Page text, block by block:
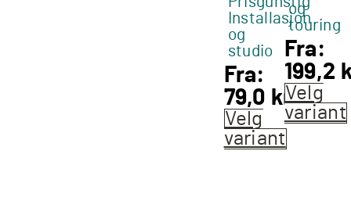
Installasjon
og
studio
Fra:
79,0 kr
Velg
variant
og
touring
Fra:
199,2
Velg
variant
Dette